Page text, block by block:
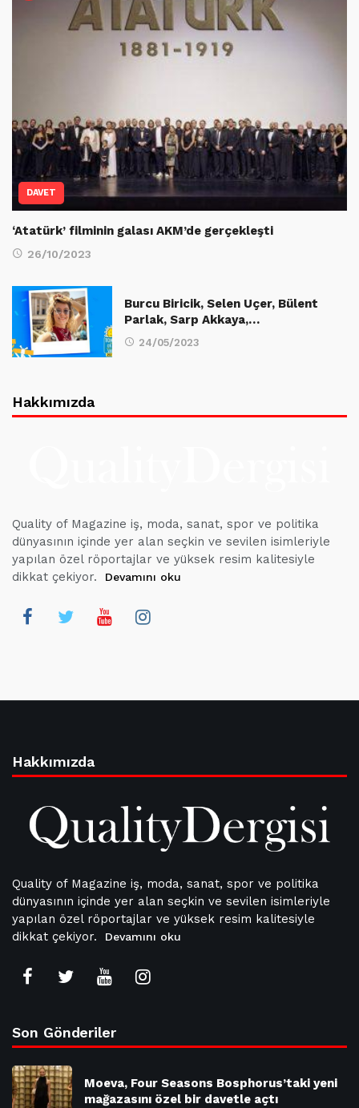
DAVET
‘Atatürk’ filminin galası AKM’de gerçekleşti
26/10/2023
Burcu Biricik, Selen Uçer, Bülent
Parlak, Sarp Akkaya,…
24/05/2023
Hakkımızda
Quality of Magazine iş, moda, sanat, spor ve politika
dünyasının içinde yer alan seçkin ve sevilen isimleriyle
yapılan özel röportajlar ve yüksek resim kalitesiyle
dikkat çekiyor.
Devamını oku
Hakkımızda
Quality of Magazine iş, moda, sanat, spor ve politika
dünyasının içinde yer alan seçkin ve sevilen isimleriyle
yapılan özel röportajlar ve yüksek resim kalitesiyle
dikkat çekiyor.
Devamını oku
Son Gönderiler
Moeva, Four Seasons Bosphorus’taki yeni
mağazasını özel bir davetle açtı